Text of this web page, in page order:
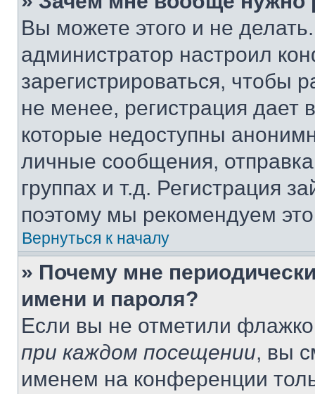
Вы можете этого и не
администратор настроил
зарегистрироваться, чтобы
не менее, регистрация
которые недоступны
личные сообщения,
группах и т.д. Регистрация
поэтому мы рекомендуем
Вернуться к началу
» Почему мне
имени и пароля?
Если вы не отметили
при каждом посещении, вы
именем на конференции